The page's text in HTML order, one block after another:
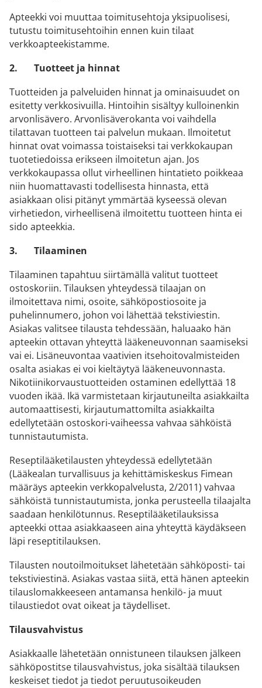
Apteekki voi muuttaa toimitusehtoja yksipuolisesi,
tutustu toimitusehtoihin ennen kuin tilaat
verkkoapteekistamme.
2. Tuotteet ja hinnat
Tuotteiden ja palveluiden hinnat ja ominaisuudet on
esitetty verkkosivuilla. Hintoihin sisältyy kulloinenkin
arvonlisävero. Arvonlisäverokanta voi vaihdella
tilattavan tuotteen tai palvelun mukaan. Ilmoitetut
hinnat ovat voimassa toistaiseksi tai verkkokaupan
tuotetiedoissa erikseen ilmoitetun ajan. Jos
verkkokaupassa ollut virheellinen hintatieto poikkeaa
niin huomattavasti todellisesta hinnasta, että
asiakkaan olisi pitänyt ymmärtää kyseessä olevan
virhetiedon, virheellisenä ilmoitettu tuotteen hinta ei
sido apteekkia.
3. Tilaaminen
Tilaaminen tapahtuu siirtämällä valitut tuotteet
ostoskoriin. Tilauksen yhteydessä tilaajan on
ilmoitettava nimi, osoite, sähköpostiosoite ja
puhelinnumero, johon voi lähettää tekstiviestin.
Asiakas valitsee tilausta tehdessään, haluaako hän
apteekin ottavan yhteyttä lääkeneuvonnan saamiseksi
vai ei. Lisäneuvontaa vaativien itsehoitovalmisteiden
osalta asiakas ei voi kieltäytyä lääkeneuvonnasta.
Nikotiinikorvaustuotteiden ostaminen edellyttää 18
vuoden ikää. Ikä varmistetaan kirjautuneilta asiakkailta
automaattisesti, kirjautumattomilta asiakkailta
edellytetään ostoskori-vaiheessa vahvaa sähköistä
tunnistautumista.
Reseptilääketilausten yhteydessä edellytetään
(Lääkealan turvallisuus ja kehittämiskeskus Fimean
määräys apteekin verkkopalvelusta, 2/2011) vahvaa
sähköistä tunnistautumista, jonka perusteella tilaajalta
saadaan henkilötunnus. Reseptilääketilauksissa
apteekki ottaa asiakkaaseen aina yhteyttä käydäkseen
läpi reseptitilauksen.
Tilausten noutoilmoitukset lähetetään sähköposti- tai
tekstiviestinä. Asiakas vastaa siitä, että hänen apteekin
tilauslomakkeeseen antamansa henkilö- ja muut
tilaustiedot ovat oikeat ja täydelliset.
Tilausvahvistus
Asiakkaalle lähetetään onnistuneen tilauksen jälkeen
sähköpostitse tilausvahvistus, joka sisältää tilauksen
keskeiset tiedot ja tiedot peruutusoikeuden